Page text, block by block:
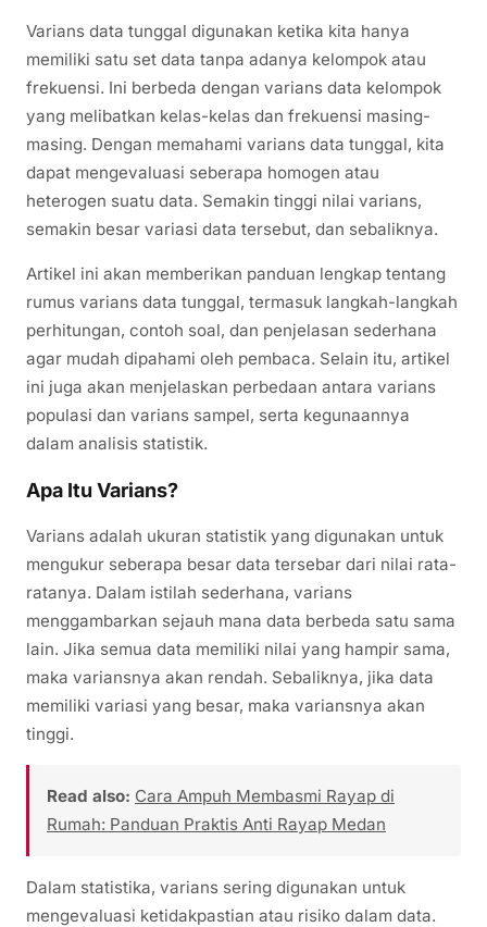
Varians data tunggal digunakan ketika kita hanya
memiliki satu set data tanpa adanya kelompok atau
frekuensi. Ini berbeda dengan varians data kelompok
yang melibatkan kelas-kelas dan frekuensi masing-
masing. Dengan memahami varians data tunggal, kita
dapat mengevaluasi seberapa homogen atau
heterogen suatu data. Semakin tinggi nilai varians,
semakin besar variasi data tersebut, dan sebaliknya.
Artikel ini akan memberikan panduan lengkap tentang
rumus varians data tunggal, termasuk langkah-langkah
perhitungan, contoh soal, dan penjelasan sederhana
agar mudah dipahami oleh pembaca. Selain itu, artikel
ini juga akan menjelaskan perbedaan antara varians
populasi dan varians sampel, serta kegunaannya
dalam analisis statistik.
Apa Itu Varians?
Varians adalah ukuran statistik yang digunakan untuk
mengukur seberapa besar data tersebar dari nilai rata-
ratanya. Dalam istilah sederhana, varians
menggambarkan sejauh mana data berbeda satu sama
lain. Jika semua data memiliki nilai yang hampir sama,
maka variansnya akan rendah. Sebaliknya, jika data
memiliki variasi yang besar, maka variansnya akan
tinggi.
Read also: Cara Ampuh Membasmi Rayap di
Rumah: Panduan Praktis Anti Rayap Medan
Dalam statistika, varians sering digunakan untuk
mengevaluasi ketidakpastian atau risiko dalam data.